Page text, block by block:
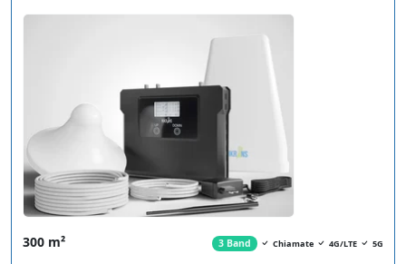
300 m² 3 Band Chiamate 4G/LTE 5G